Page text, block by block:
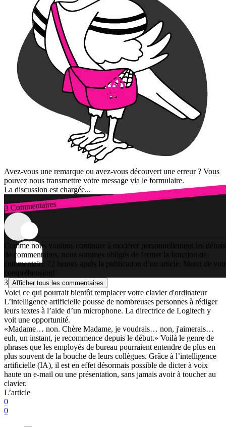
Avez-vous une remarque ou avez-vous découvert une erreur ? Vous
pouvez nous transmettre votre message via le formulaire.
La discussion est chargée...
3 Commentaires
Connexion
Comme nous voulons continuer à modérer personnellement les débats
de commentaires, nous sommes obligés de fermer la fonction de
commentaire 72 heures après la publication d’un article. Merci de
compréhension!
3 Afficher tous les commentaires
Voici ce qui pourrait bientôt remplacer votre clavier d'ordinateur
L’intelligence artificielle pousse de nombreuses personnes à rédiger
leurs textes à l’aide d’un microphone. La directrice de Logitech y
voit une opportunité.
«Madame… non. Chère Madame, je voudrais… non, j'aimerais…
euh, un instant, je recommence depuis le début.» Voilà le genre de
phrases que les employés de bureau pourraient entendre de plus en
plus souvent de la bouche de leurs collègues. Grâce à l’intelligence
artificielle (IA), il est en effet désormais possible de dicter à voix
haute un e-mail ou une présentation, sans jamais avoir à toucher au
clavier.
L’article
0
0